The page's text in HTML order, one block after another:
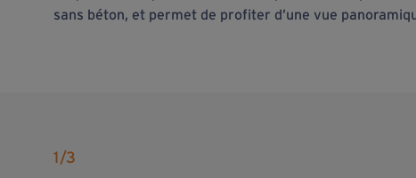
sans béton, et permet de profiter d’une vue
1 /3